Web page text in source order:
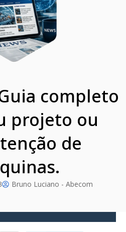
completo
projeto ou
de
Bruno Luciano - Abecom